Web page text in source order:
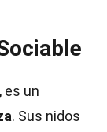
es un
. Sus nidos